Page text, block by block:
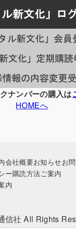
事
一
覧
ナンバーの購入は
HOMEへ
会社概要お知らせお
ー購読方法ご案内
内
信社 All Rights